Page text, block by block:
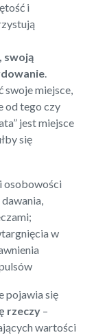
i
swoją
.
swoje miejsce,
od tego czy
jest miejsce
się
osobowości
w
pojawia się
rzeczy –
wartości